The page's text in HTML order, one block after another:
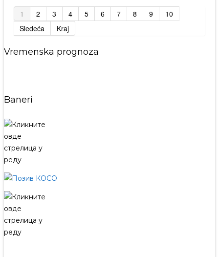
1 2 3 4 5 6 7 8 9
10
Sledeća
Kraj
Vremenska prognoza
Baneri